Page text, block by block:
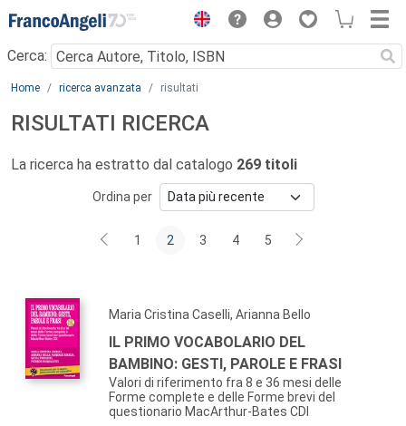
Menu
Cerca:
Main content
Home ricerca avanzata risultati
RISULTATI RICERCA
La ricerca ha estratto dal catalogo 269 titoli
Ordina per
1 2 3 4 5
Maria Cristina Caselli, Arianna Bello
IL PRIMO VOCABOLARIO DEL
BAMBINO: GESTI, PAROLE E FRASI
Valori di riferimento fra 8 e 36 mesi delle
Forme complete e delle Forme brevi del
questionario MacArthur-Bates CDI